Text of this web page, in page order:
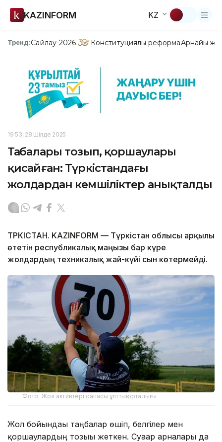
KAZINFORM KZ
Тренд:Сайлау-2026 Конституциялық реформаАрнайы
19:53, 28 Шілде 2025
Таңбалары тозып, қоршаулары
қисайған: Түркістандағы
жолдардан кемшіліктер анықталды
ТҮРКІСТАН. KAZINFORM — Түркістан облысы арқылы
өтетін республикалық маңызы бар күре
жолдардың техникалық жай-күйі сын көтермейді.
Фото: Жол активтері сапасы ұлттық орталығы
Жол бойындағы таңбалар өшіп, белгілер мен
қоршаулардың тозығы жеткен. Суағар арналары да